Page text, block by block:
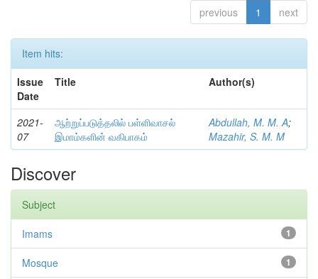
previous 1 next
Item hits:
Issue
Date
Title Author(s)
2021-
07
ஆற்றுப்படுத்தலில் பள்ளிவாசல்
இமாம்களின் வகிபாகம்
Abdullah, M. M. A;
Mazahir, S. M. M
Discover
Subject
1
Imams
1
Mosque